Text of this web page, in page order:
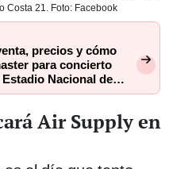
Costa 21. Foto: Facebook
precios y cómo
para concierto
Nacional de
Air Supply en